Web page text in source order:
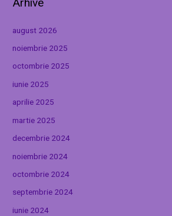
august 2026
noiembrie 2025
octombrie 2025
iunie 2025
aprilie 2025
martie 2025
decembrie 2024
noiembrie 2024
octombrie 2024
septembrie 2024
iunie 2024